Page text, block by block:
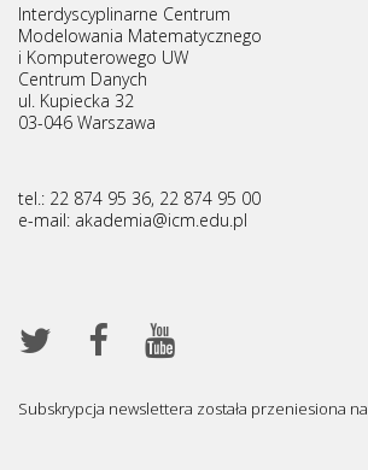
Interdyscyplinarne Centrum
Modelowania Matematycznego
i Komputerowego UW
Centrum Danych
ul. Kupiecka 32
03-046 Warszawa
tel.: 22 874 95 36, 22 874 95 00
e-mail: akademia@icm.edu.pl
Subskrypcja newslettera została przeniesiona na